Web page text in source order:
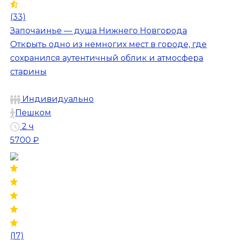
(33)
Започаинье — душа Нижнего Новгорода
Открыть одно из немногих мест в городе, где
сохранился аутентичный облик и атмосфера
старины
Индивидуально
Пешком
2 ч
5700 ₽
(17)